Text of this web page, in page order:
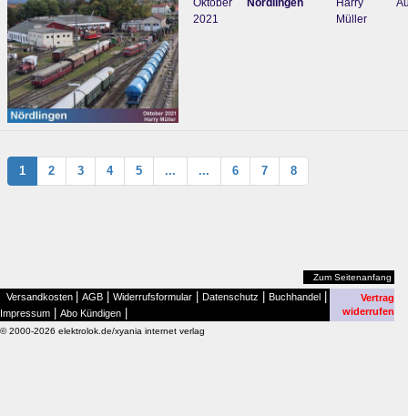
Oktober
2021
Nördlingen
Harry
Müller
1 2 3 4 5 ... ... 6 7 8
Zum Seitenanfang
Versandkosten AGB Widerrufsformular Datenschutz Buchhandel
Impressum Abo Kündigen
Vertrag
widerrufen
© 2000-2026 elektrolok.de/xyania internet verlag